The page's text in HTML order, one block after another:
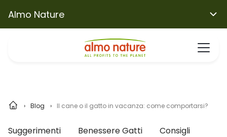
Almo Nature
Blog Il cane o il gatto in vacanza: come comportarsi?
Suggerimenti Benessere Gatti
Consigli